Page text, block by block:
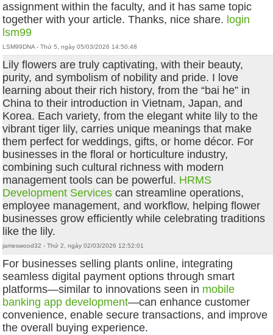
assignment within the faculty, and it has same topic
together with your article. Thanks, nice share. login
lsm99
LSM99DNA - Thứ 5, ngày 05/03/2026 14:50:48
Lily flowers are truly captivating, with their beauty,
purity, and symbolism of nobility and pride. I love
learning about their rich history, from the “bai he” in
China to their introduction in Vietnam, Japan, and
Korea. Each variety, from the elegant white lily to the
vibrant tiger lily, carries unique meanings that make
them perfect for weddings, gifts, or home décor. For
businesses in the floral or horticulture industry,
combining such cultural richness with modern
management tools can be powerful. HRMS
Development Services can streamline operations,
employee management, and workflow, helping flower
businesses grow efficiently while celebrating traditions
like the lily.
jameswood32 - Thứ 2, ngày 02/03/2026 12:52:01
For businesses selling plants online, integrating
seamless digital payment options through smart
platforms—similar to innovations seen in mobile
banking app development—can enhance customer
convenience, enable secure transactions, and improve
the overall buying experience.